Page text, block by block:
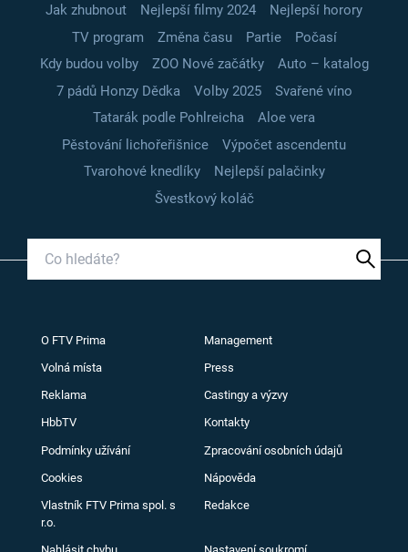
Jak zhubnout Nejlepší filmy 2024
Nejlepší horory
TV program
Změna času Partie
Počasí
Kdy budou volby
ZOO Nové začátky
Auto – katalog
7 pádů Honzy Dědka
Volby 2025
Svařené víno
Tatarák podle Pohlreicha
Aloe vera
Pěstování lichořeřišnice
Výpočet ascendentu
Tvarohové knedlíky
Nejlepší palačinky
Švestkový koláč
O FTV Prima Management
Volná místa Press
Reklama Castingy a výzvy
HbbTV Kontakty
Podmínky užívání Zpracování osobních údajů
Cookies Nápověda
Vlastník FTV Prima spol. s
r.o.
Redakce